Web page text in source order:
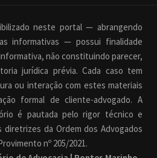
neste portal — abrangendo
informativas — possui finalidade
não constituindo parecer,
jurídica prévia. Cada caso tem
ou interação com estes materiais
formal de cliente-advogado. A
é pautada pelo rigor técnico e
da Ordem dos Advogados
nº 205/2021.